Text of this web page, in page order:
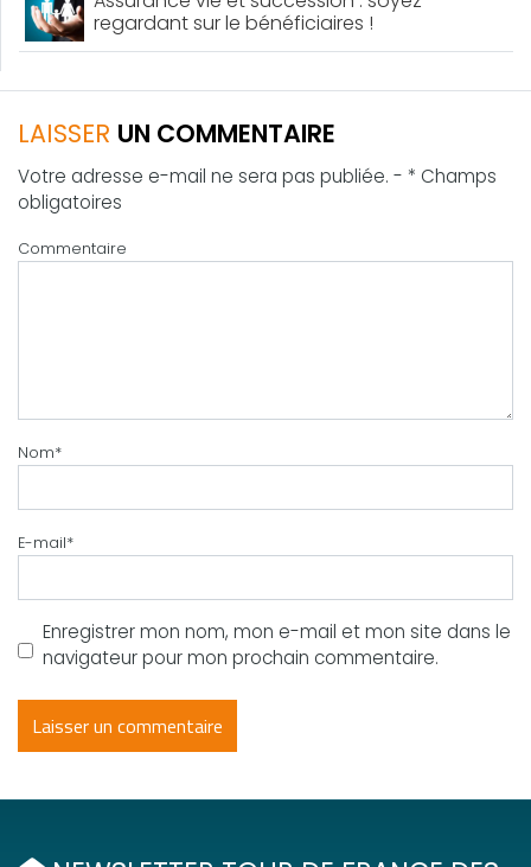
regardant sur le bénéficiaires !
LAISSER UN COMMENTAIRE
Votre adresse e-mail ne sera pas publiée. - * Champs
obligatoires
Commentaire
Nom*
E-mail*
Enregistrer mon nom, mon e-mail et mon site dans le
navigateur pour mon prochain commentaire.